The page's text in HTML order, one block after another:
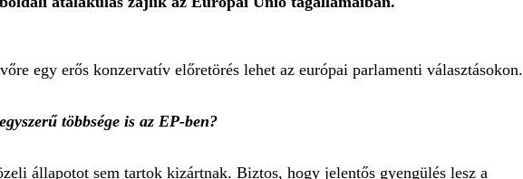
egy erős konzervatív előretörés lehet az európai parlamenti választásokon.
többsége is az EP-ben?
állapotot sem tartok kizártnak. Biztos, hogy jelentős gyengülés lesz a